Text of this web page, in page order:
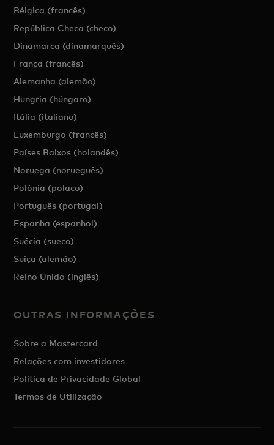
Bélgica (francês)
República Checa (checo)
Dinamarca (dinamarquês)
França (francês)
Alemanha (alemão)
Hungria (húngaro)
Itália (italiano)
Luxemburgo (francês)
Países Baixos (holandês)
Noruega (norueguês)
Polónia (polaco)
Português (portugal)
Espanha (espanhol)
Suécia (sueco)
Suíça (alemão)
Reino Unido (inglês)
OUTRAS INFORMAÇÕES
Sobre a Mastercard
Relações com investidores
Política de Privacidade Global
Termos de Utilização